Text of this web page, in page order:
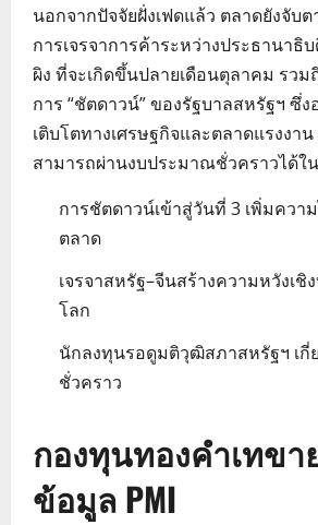
นอกจากปัจจัยฝั่งเฟดแล้ว ตลาดยังจับ
การเจรจาการค้าระหว่างประธานาธิ
ผิง ที่จะเกิดขึ้นปลายเดือนตุลาคม รวม
การ “ชัตดาวน์” ของรัฐบาลสหรัฐฯ ซึ่
เติบโตทางเศรษฐกิจและตลาดแรงงา
สามารถผ่านงบประมาณชั่วคราวได้ใ
การชัตดาวน์เข้าสู่วันที่ 3 เพิ่มคว
ตลาด
เจรจาสหรัฐ–จีนสร้างความหวังเชิ
โลก
นักลงทุนรอดูมติวุฒิสภาสหรัฐฯ เ
ชั่วคราว
กองทุนทองคำเทขา
ข้อมูล PMI